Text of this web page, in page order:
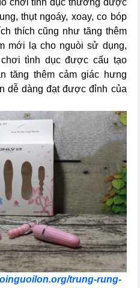
thụt ngoáy, xoay, co bóp
thích cũng như tăng thêm
mới lạ cho nguòi sử dụng,
tình dục được cấu tạo
tăng thêm cảm giác hưng
dễ dàng đạt được đỉnh của
trung-rung-